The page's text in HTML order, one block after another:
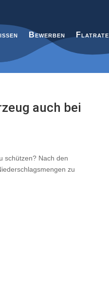
Bewerben Flatrate
auch bei
schützen? Nach den
zu